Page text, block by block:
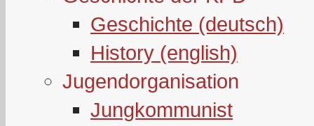
Geschichte (deutsch)
History (english)
Jugendorganisation
Jungkommunist